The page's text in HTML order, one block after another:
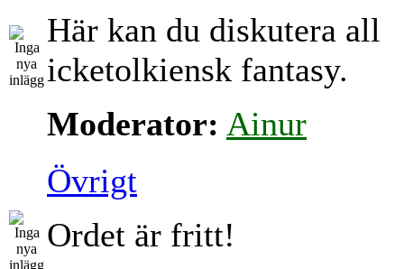
Här kan du diskutera all
icketolkiensk fantasy.
Moderator: Ainur
Övrigt
Ordet är fritt!